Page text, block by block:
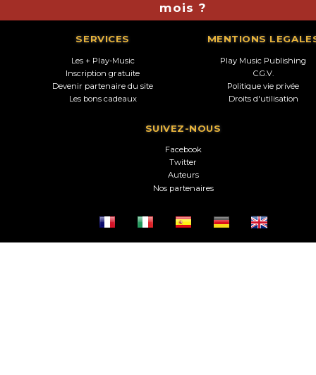
mois ?
SERVICES
Les + Play-Music
Inscription gratuite
Devenir partenaire du site
Les bons cadeaux
MENTIONS
Play Music Publishing
C.G.V.
Politique vie privée
Droits d'utilisation
SUIVEZ-NOUS
Facebook
Twitter
Auteurs
Nos partenaires